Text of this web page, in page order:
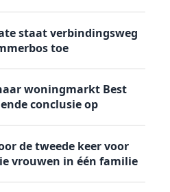
staat verbindingsweg
toe
woningmarkt Best
conclusie op
de tweede keer voor
vrouwen in één familie